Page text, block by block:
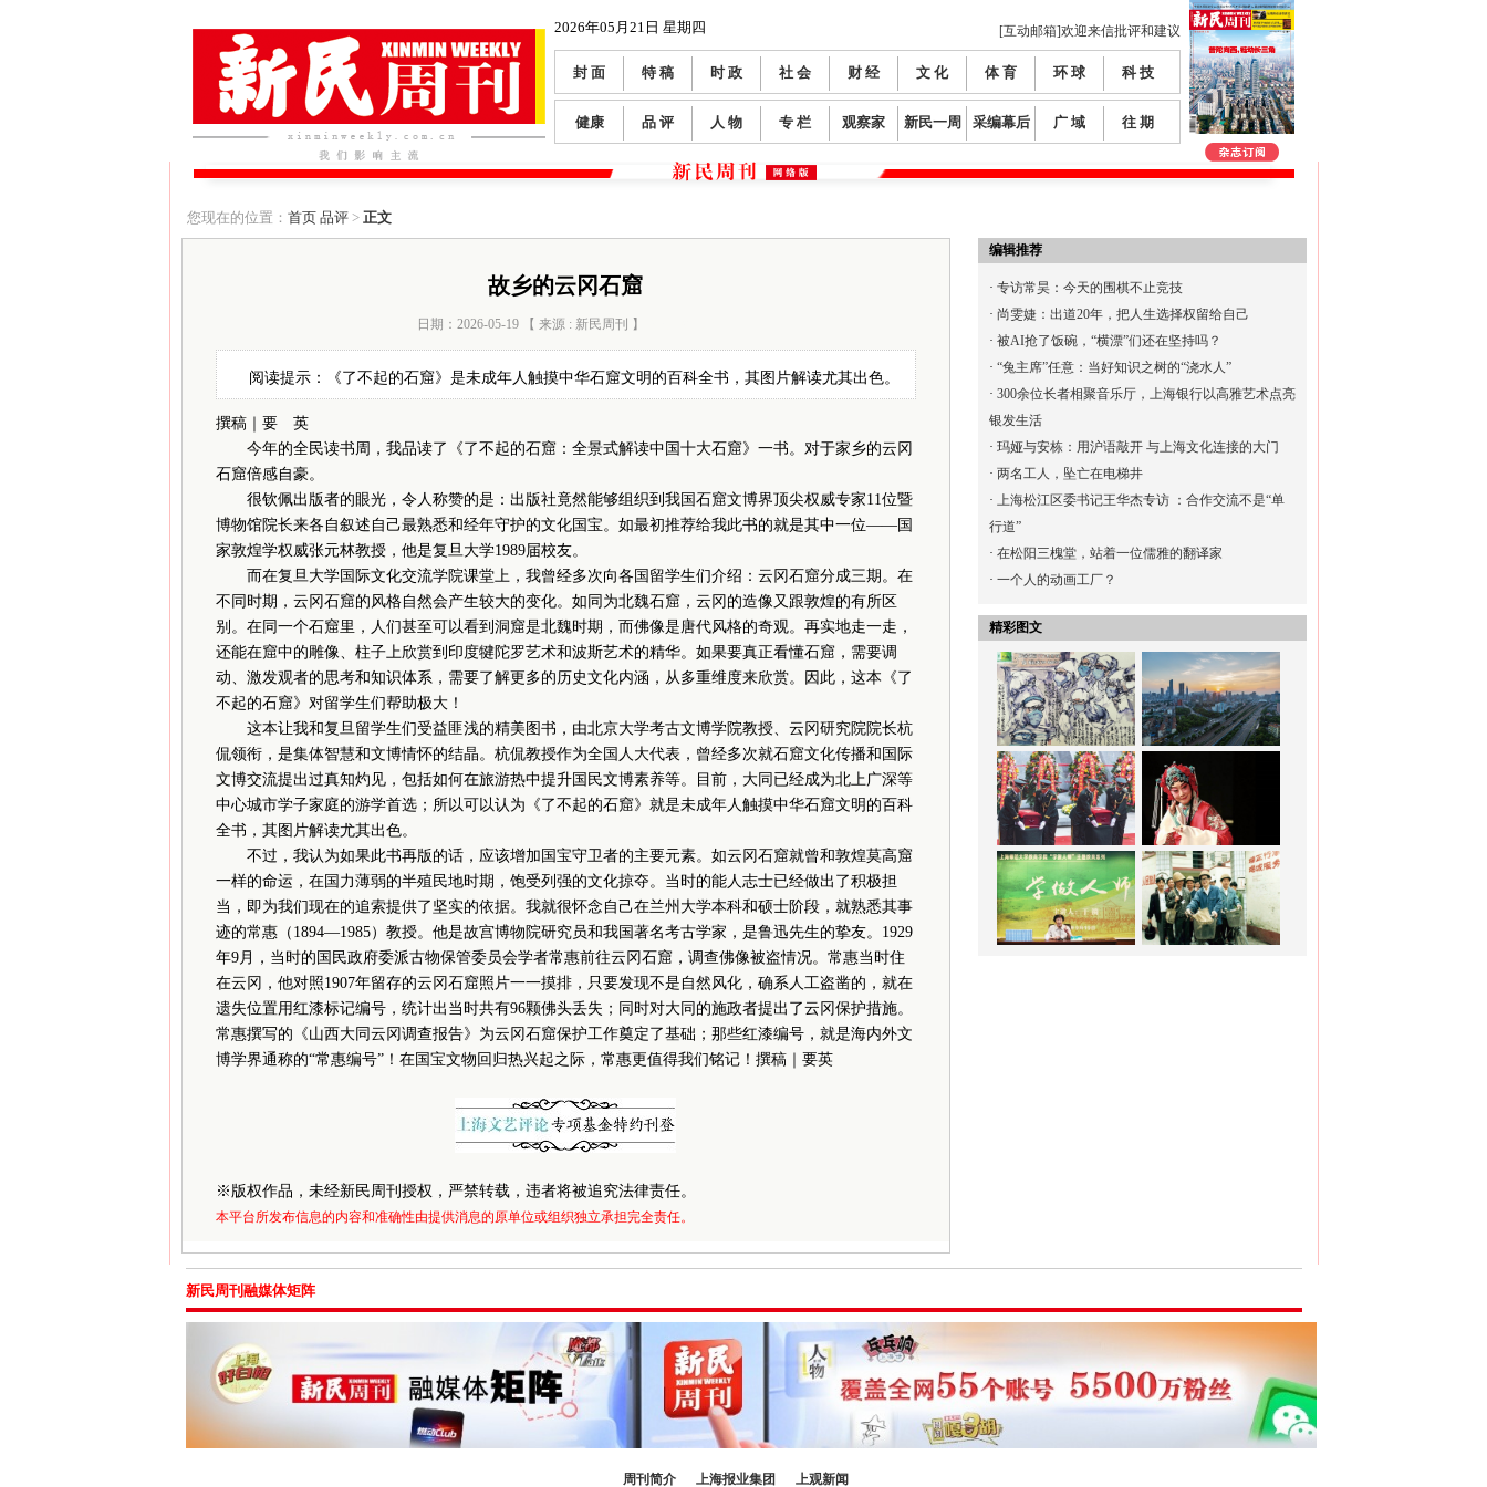
2026年05月21日 星期四 [互动邮箱]欢迎来信批评和建议
封 面 特 稿 时 政 社 会 财 经 文 化 体 育 环 球 科 技
健康 品 评 人 物 专 栏 观察家 新民一周 采编幕后 广 域 往 期
您现在的位置： 首页 品评> 正文
故乡的云冈石窟
日期：2026-05-19 【 来源 : 新民周刊 】
阅读提示：《了不起的石窟》是未成年人触摸中华石窟文明的百科全书，其图片解读尤其出色。
撰稿｜要 英
今年的全民读书周，我品读了《了不起的石窟：全景式解读中国十大石窟》一书。对于家乡的云冈
石窟倍感自豪。
很钦佩出版者的眼光，令人称赞的是：出版社竟然能够组织到我国石窟文博界顶尖权威专家11位暨
博物馆院长来各自叙述自己最熟悉和经年守护的文化国宝。如最初推荐给我此书的就是其中一位——国
家敦煌学权威张元林教授，他是复旦大学1989届校友。
而在复旦大学国际文化交流学院课堂上，我曾经多次向各国留学生们介绍：云冈石窟分成三期。在
不同时期，云冈石窟的风格自然会产生较大的变化。如同为北魏石窟，云冈的造像又跟敦煌的有所区
别。在同一个石窟里，人们甚至可以看到洞窟是北魏时期，而佛像是唐代风格的奇观。再实地走一走，
还能在窟中的雕像、柱子上欣赏到印度犍陀罗艺术和波斯艺术的精华。如果要真正看懂石窟，需要调
动、激发观者的思考和知识体系，需要了解更多的历史文化内涵，从多重维度来欣赏。因此，这本《了
不起的石窟》对留学生们帮助极大！
这本让我和复旦留学生们受益匪浅的精美图书，由北京大学考古文博学院教授、云冈研究院院长杭
侃领衔，是集体智慧和文博情怀的结晶。杭侃教授作为全国人大代表，曾经多次就石窟文化传播和国际
文博交流提出过真知灼见，包括如何在旅游热中提升国民文博素养等。目前，大同已经成为北上广深等
中心城市学子家庭的游学首选；所以可以认为《了不起的石窟》就是未成年人触摸中华石窟文明的百科
全书，其图片解读尤其出色。
不过，我认为如果此书再版的话，应该增加国宝守卫者的主要元素。如云冈石窟就曾和敦煌莫高窟
一样的命运，在国力薄弱的半殖民地时期，饱受列强的文化掠夺。当时的能人志士已经做出了积极担
当，即为我们现在的追索提供了坚实的依据。我就很怀念自己在兰州大学本科和硕士阶段，就熟悉其事
迹的常惠（1894—1985）教授。他是故宫博物院研究员和我国著名考古学家，是鲁迅先生的挚友。1929
年9月，当时的国民政府委派古物保管委员会学者常惠前往云冈石窟，调查佛像被盗情况。常惠当时住
在云冈，他对照1907年留存的云冈石窟照片一一摸排，只要发现不是自然风化，确系人工盗凿的，就在
遗失位置用红漆标记编号，统计出当时共有96颗佛头丢失；同时对大同的施政者提出了云冈保护措施。
常惠撰写的《山西大同云冈调查报告》为云冈石窟保护工作奠定了基础；那些红漆编号，就是海内外文
博学界通称的“常惠编号”！在国宝文物回归热兴起之际，常惠更值得我们铭记！撰稿｜要英
※ 版权作品，未经新民周刊授权，严禁转载，违者将被追究法律责任。
本平台所发布信息的内容和准确性由提供消息的原单位或组织独立承担完全责任。
编辑推荐
· 专访常昊：今天的围棋不止竞技
· 尚雯婕：出道20年，把人生选择权留给自己
· 被AI抢了饭碗，“横漂”们还在坚持吗？
· “兔主席”任意：当好知识之树的“浇水人”
· 300余位长者相聚音乐厅，上海银行以高雅艺术点亮
银发生活
· 玛娅与安栋：用沪语敲开 与上海文化连接的大门
· 两名工人，坠亡在电梯井
· 上海松江区委书记王华杰专访 ：合作交流不是“单
行道”
· 在松阳三槐堂，站着一位儒雅的翻译家
· 一个人的动画工厂？
精彩图文
新民周刊融媒体矩阵
周刊简介 上海报业集团 上观新闻